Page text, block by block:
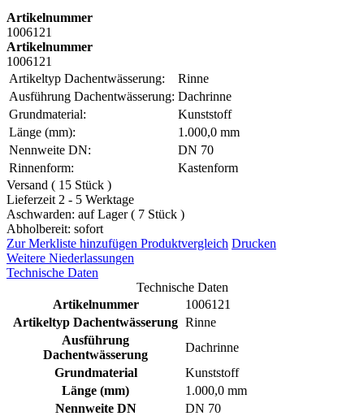
Artikelnummer
1006121
Artikelnummer
1006121
Artikeltyp Dachentwässerung:
Rinne
Ausführung Dachentwässerung: Dachrinne
Grundmaterial:
Kunststoff
Länge (mm):
1.000,0 mm
Nennweite DN:
DN 70
Rinnenform:
Kastenform
Versand ( 15 Stück )
Lieferzeit 2 - 5 Werktage
Aschwarden: auf Lager ( 7 Stück )
Abholbereit: sofort
Zur Merkliste hinzufügen Produktvergleich Drucken
Weitere Niederlassungen
Technische Daten
Technische Daten
Artikelnummer
1006121
Artikeltyp Dachentwässerung Rinne
Ausführung
Dachentwässerung
Dachrinne
Grundmaterial
Kunststoff
Länge (mm)
1.000,0 mm
Nennweite DN
DN 70